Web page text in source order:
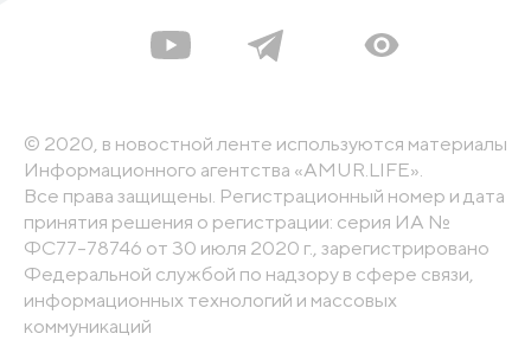
© 2020, в новостной ленте используются материалы
Информационного агентства «AMUR.LIFE».
Все права защищены. Регистрационный номер и дата
принятия решения о регистрации: серия ИА №
ФС77-78746 от 30 июля 2020 г., зарегистрировано
Федеральной службой по надзору в сфере связи,
информационных технологий и массовых
коммуникаций